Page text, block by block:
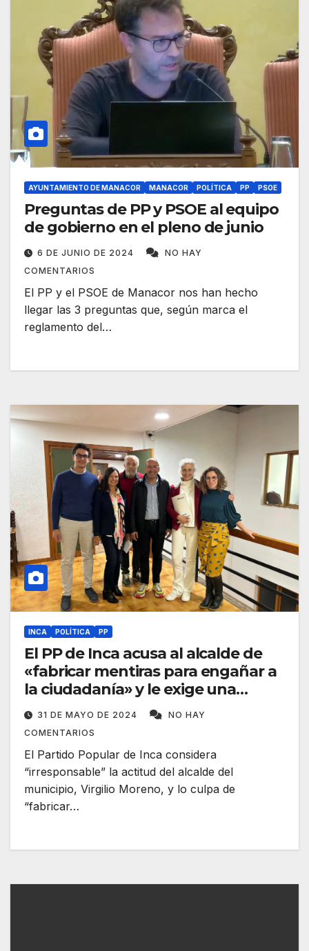
AYUNTAMIENTO DE MANACOR MANACOR POLÍTICA PP PSOE
Preguntas de PP y PSOE al equipo
de gobierno en el pleno de junio
6 DE JUNIO DE 2024
NO HAY
COMENTARIOS
El PP y el PSOE de Manacor nos han hecho
llegar las 3 preguntas que, según marca el
reglamento del…
INCA POLÍTICA PP
El PP de Inca acusa al alcalde de
«fabricar mentiras para engañar a
la ciudadanía» y le exige una
rectificación pública
31 DE MAYO DE 2024
NO HAY
COMENTARIOS
El Partido Popular de Inca considera
“irresponsable” la actitud del alcalde del
municipio, Virgilio Moreno, y lo culpa de
“fabricar…